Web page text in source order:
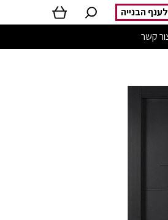
הבנייה
קשר